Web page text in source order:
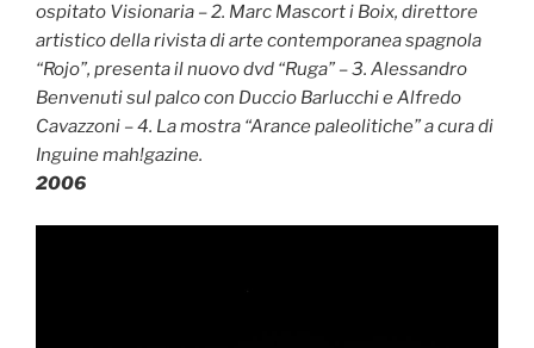
ospitato Visionaria – 2. Marc Mascort i Boix, direttore
artistico della rivista di arte contemporanea spagnola
“Rojo”, presenta il nuovo dvd “Ruga” – 3. Alessandro
Benvenuti sul palco con Duccio Barlucchi e Alfredo
Cavazzoni – 4. La mostra “Arance paleolitiche” a cura di
Inguine mah!gazine.
2006